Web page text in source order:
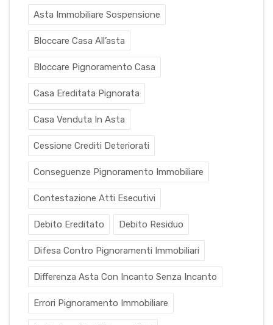
Asta Immobiliare Sospensione
Bloccare Casa All’asta
Bloccare Pignoramento Casa
Casa Ereditata Pignorata
Casa Venduta In Asta
Cessione Crediti Deteriorati
Conseguenze Pignoramento Immobiliare
Contestazione Atti Esecutivi
Debito Ereditato Debito Residuo
Difesa Contro Pignoramenti Immobiliari
Differenza Asta Con Incanto Senza Incanto
Errori Pignoramento Immobiliare